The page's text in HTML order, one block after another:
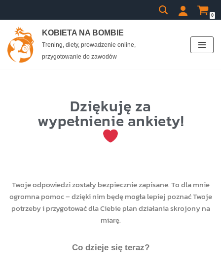
Przejdź
do
treści
0
KOBIETA NA BOMBIE
Trening, diety, prowadzenie online,
przygotowanie do zawodów
Dziękuję za
wypełnienie ankiety!
Twoje odpowiedzi zostały bezpiecznie zapisane. To dla mnie
ogromna pomoc – dzięki nim będę mogła lepiej poznać Twoje
potrzeby i przygotować dla Ciebie plan działania skrojony na
miarę.
Co dzieje się teraz?